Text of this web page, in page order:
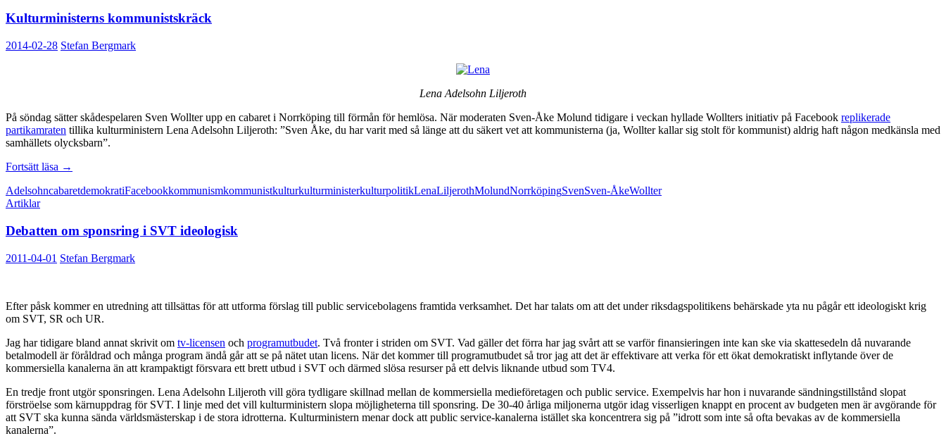
Kulturministerns kommunistskräck
2014-02-28 Stefan Bergmark
Lena Adelsohn Liljeroth
På söndag sätter skådespelaren Sven Wollter upp en cabaret i Norrköping till förmån för hemlösa. När moderaten Sven-Åke Molund tidigare i veckan hyllade Wollters initiativ på Facebook replikerade
partikamraten tillika kulturministern Lena Adelsohn Liljeroth: ”Sven Åke, du har varit med så länge att du säkert vet att kommunisterna (ja, Wollter kallar sig stolt för kommunist) aldrig haft någon medkänsla med
samhällets olycksbarn”.
Fortsätt läsa Kulturministerns
→
AdelsohncabaretdemokratiFacebookkommunismkommunistkulturkulturministerkulturpolitikLenaLiljerothMolundNorrköpingSvenSven-ÅkeWollter
Artiklar
Debatten om sponsring i SVT ideologisk
2011-04-01 Stefan Bergmark
Efter påsk kommer en utredning att tillsättas för att utforma förslag till public servicebolagens framtida verksamhet. Det har talats om att det under riksdagspolitikens behärskade yta nu pågår ett ideologiskt krig
om SVT, SR och UR.
Jag har tidigare bland annat skrivit om tv-licensen och programutbudet. Två fronter i striden om SVT. Vad gäller det förra har jag svårt att se varför finansieringen inte kan ske via skattesedeln då nuvarande
betalmodell är föråldrad och många program ändå går att se på nätet utan licens. När det kommer till programutbudet så tror jag att det är effektivare att verka för ett ökat demokratiskt inflytande över de
kommersiella kanalerna än att krampaktigt försvara ett brett utbud i SVT och därmed slösa resurser på ett delvis liknande utbud som TV4.
En tredje front utgör sponsringen. Lena Adelsohn Liljeroth vill göra tydligare skillnad mellan de kommersiella medieföretagen och public service. Exempelvis har hon i nuvarande sändningstillstånd slopat
förströelse som kärnuppdrag för SVT. I linje med det vill kulturministern slopa möjligheterna till sponsring. De 30-40 årliga miljonerna utgör idag visserligen knappt en procent av budgeten men är avgörande för
att SVT ska kunna sända världsmästerskap i de stora idrotterna. Kulturministern menar dock att public service-kanalerna istället ska koncentrera sig på ”idrott som inte så ofta bevakas av de kommersiella
kanalerna”.